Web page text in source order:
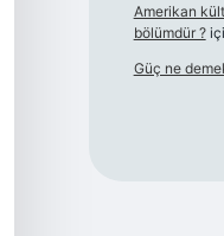
Amerikan
bölümdür ?
Güç ne